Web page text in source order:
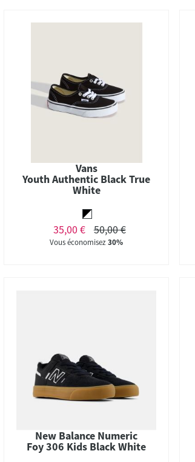
Vans
Youth Authentic Black True
White
35,00 € 50,00 €
Vous économisez30%
New Balance Numeric
Foy 306 Kids Black White